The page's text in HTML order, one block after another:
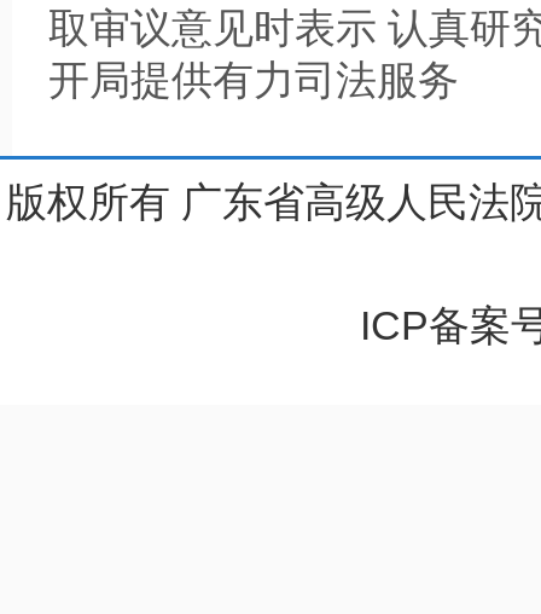
取审议意见时表示 认真研
开局提供有力司法服务
版权所有 广东省高级人民法
ICP备案